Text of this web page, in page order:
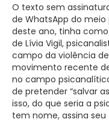
O texto sem
de WhatsApp do
deste ano, tinha
de Lívia Vigil,
campo da violência
movimento recente
no campo
de pretender “salvar
isso, do que seria a
tem nome, assina